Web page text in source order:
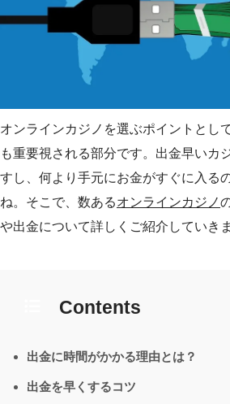
オンラインカジノを選ぶポイントとし
も重要視される部分です。出金早いカ
すし、何より手元にお金がすぐに入る
ね。そこで、数あるオンラインカジノ
や出金について詳しくご紹介していき
Contents
出金に時間がかかる理由とは？
出金を早くするコツ